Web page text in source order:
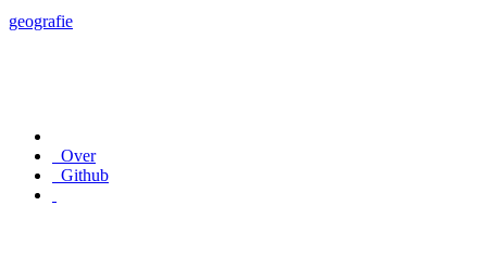
geografie
Over
Github